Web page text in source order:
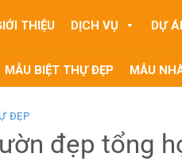
THIỆU DỊCH VỤ DỰ
MẪU BIỆT THỰ ĐẸP MẪU
ĐẸP
đẹp tổng